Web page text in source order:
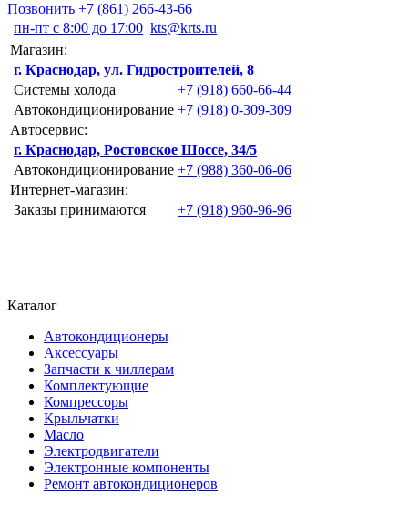
Позвонить +7 (861) 266-43-66
пн-пт с 8:00 до 17:00 kts@krts.ru
Магазин:
г. Краснодар, ул. Гидростроителей, 8
Системы холода
+7 (918) 660-66-44
Автокондиционирование +7 (918) 0-309-309
Автосервис:
г. Краснодар, Ростовское Шоссе, 34/5
Автокондиционирование +7 (988) 360-06-06
Интернет-магазин:
Заказы принимаются
+7 (918) 960-96-96
Каталог
Автокондиционеры
Аксессуары
Запчасти к чиллерам
Комплектующие
Компрессоры
Крыльчатки
Масло
Электродвигатели
Электронные компоненты
Ремонт автокондиционеров